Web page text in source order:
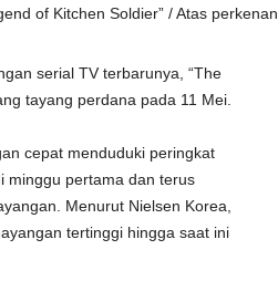
of Kitchen Soldier” / Atas
serial TV terbarunya, “The
tayang perdana pada 11 Mei.
cepat menduduki peringkat
minggu pertama dan terus
Menurut Nielsen Korea,
tertinggi hingga saat ini